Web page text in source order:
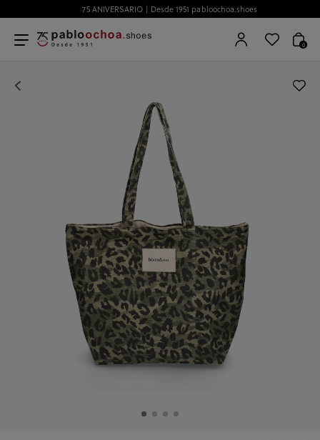
75 ANIVERSARIO | Desde 1951 pabloochoa.shoes
0